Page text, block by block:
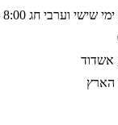
ימי שישי וערבי חג 8:00 - 14:00
הארץ